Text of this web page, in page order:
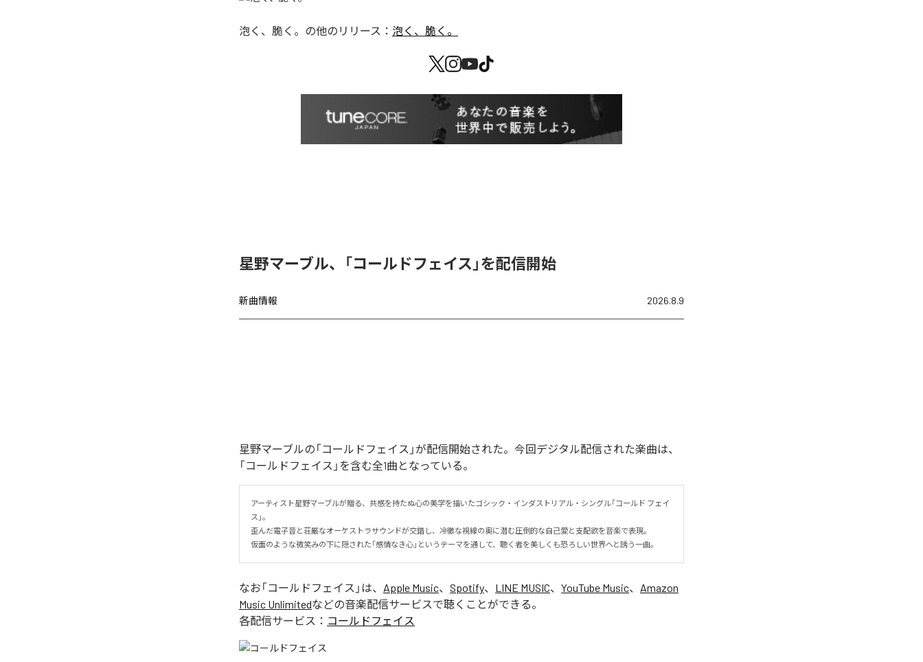
泡く、脆く。 の他のリリース： 泡く、脆く。
星野マーブル、「コールドフェイス」を配信開始
新曲情報 2026.8.9
星野マーブルの「コールドフェイス」が配信開始された。今回デジタル配信された楽曲は、
「コールドフェイス」を含む全1曲となっている。
アーティスト星野マーブルが贈る、共感を持たぬ心の美学を描いたゴシック・インダストリアル・シングル「コールド フェイ
ス」。
歪んだ電子音と荘厳なオーケストラサウンドが交錯し、冷徹な視線の奥に潜む圧倒的な自己愛と支配欲を音楽で表現。
仮面のような微笑みの下に隠された「感情なき心」というテーマを通して、聴く者を美しくも恐ろしい世界へと誘う一曲。
なお「コールドフェイス 」は、 Apple Music、 Spotify、 LINE MUSIC、 YouTube Music、 Amazon
Music Unlimitedなどの音楽配信サービスで聴くことができる。
各配信サービス： コールドフェイス